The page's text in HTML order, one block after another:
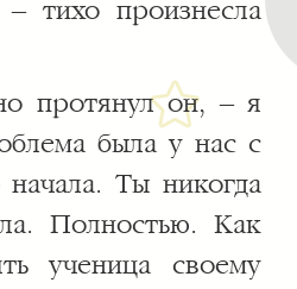
– тихо произнесла
протянул он, – я
была у нас с
Ты никогда
Полностью. Как
ученица своему